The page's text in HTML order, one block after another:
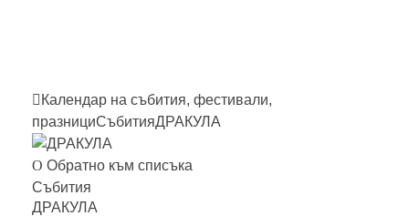
Календар на събития, фестивали,
празнициСъбитияДРАКУЛА
Обратно към списъка
Събития
ДРАКУЛА